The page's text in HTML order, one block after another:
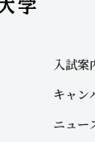
入試案
キャン
ニュー